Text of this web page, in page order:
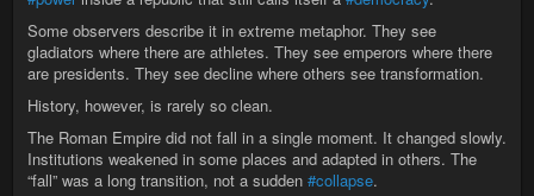
Some observers describe it in extreme metaphor. They see
gladiators where there are athletes. They see emperors where there
are presidents. They see decline where others see transformation.
History, however, is rarely so clean.
The Roman Empire did not fall in a single moment. It changed slowly.
Institutions weakened in some places and adapted in others. The
“fall” was a long transition, not a sudden #collapse.